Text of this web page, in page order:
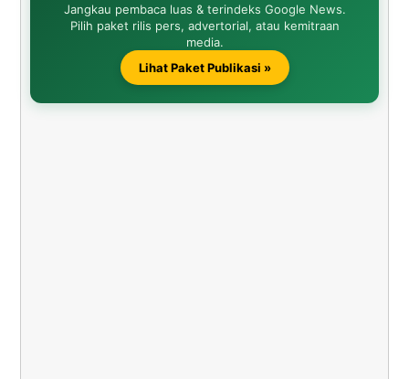
Jangkau pembaca luas & terindeks Google News.
Pilih paket rilis pers, advertorial, atau kemitraan
media.
Lihat Paket Publikasi »